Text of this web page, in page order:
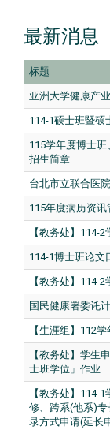
最新消息
标题
亚洲大学健康产
114-1硕士班暨硕
115学年度博士
招生简章
台北市立联合医
115年度病历资
【教务处】114-
114-1博士班论文
【教务处】114-
国民健康署委讬
【生涯组】112
【教务处】学生
士班学位」作业
【教务处】114-
修、跨系(他系)
录方式申请(延长